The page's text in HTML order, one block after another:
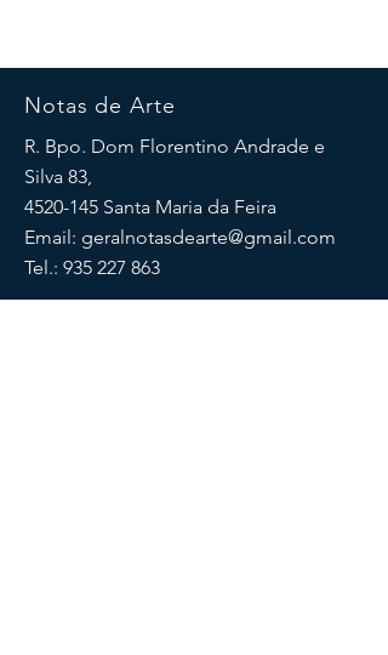
Notas de Arte
R. Bpo. Dom Florentino Andrade e
Silva 83,
4520-145 Santa Maria da Feira
Email: geralnotasdearte@gmail.com
Tel.: 935 227 863